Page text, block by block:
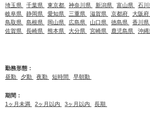
埼玉県
千葉県 東京都 神奈川県 新潟県 富山県 石川
岐阜県
静岡県 愛知県 三重県 滋賀県 京都府 大阪府
鳥取県
島根県 岡山県 広島県 山口県 徳島県 香川県
佐賀県
長崎県 熊本県 大分県 宮崎県 鹿児島県 沖縄
勤務形態：
昼勤
夕勤 夜勤 短時間 早朝勤
期間：
1ヶ月未満
2ヶ月以内 3ヶ月以内 長期